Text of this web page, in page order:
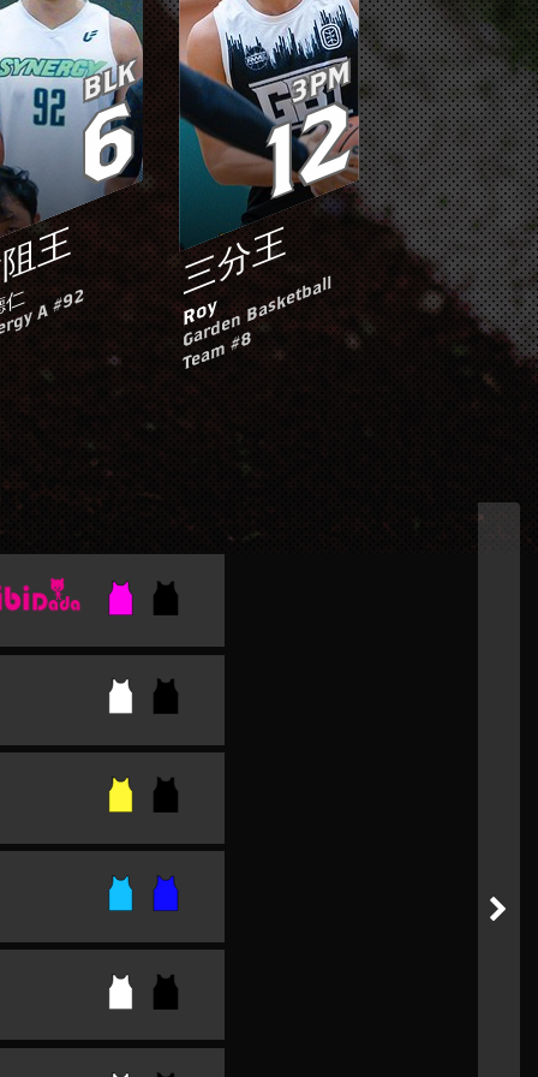
王
A #92
BLK
6
三分王
Roy
G
a
r
d
e
n
B
a
s
k
et
b
all
T
e
a
m
#
8
3PM
12